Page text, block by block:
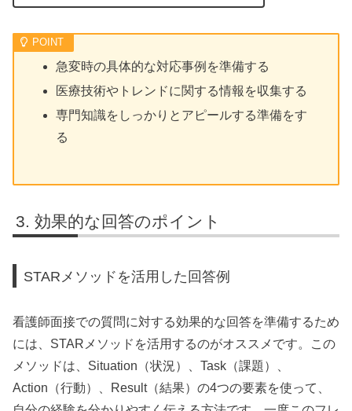
急変時の具体的な対応事例を準備する
医療技術やトレンドに関する情報を収集する
専門知識をしっかりとアピールする準備をす
る
効果的な回答のポイント
STARメソッドを活用した回答例
看護師面接での質問に対する効果的な回答を準備するため
には、STARメソッドを活用するのがオススメです。この
メソッドは、Situation（状況）、Task（課題）、
Action（行動）、Result（結果）の4つの要素を使って、